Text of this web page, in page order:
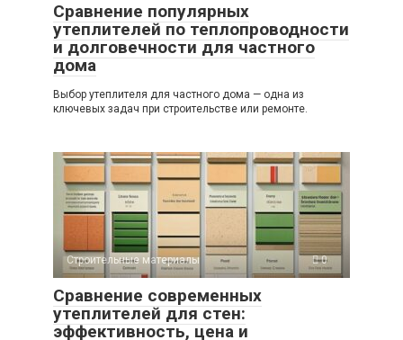
Сравнение популярных
утеплителей по теплопроводности
и долговечности для частного
дома
Выбор утеплителя для частного дома — одна из
ключевых задач при строительстве или ремонте.
Строительные материалы 0
Сравнение современных
утеплителей для стен:
эффективность, цена и